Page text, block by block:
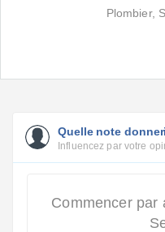
Plombier,
Quelle note
Influencez par votre
Commencer par